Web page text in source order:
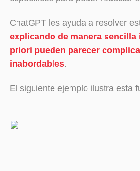
ChatGPT les ayuda a resolver
explicando de manera sencilla
priori pueden parecer
inabordables.
El siguiente ejemplo ilustra esta